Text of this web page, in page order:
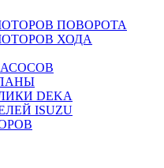
ПОВОРОТА
ХОДА
DEKA
ISUZU